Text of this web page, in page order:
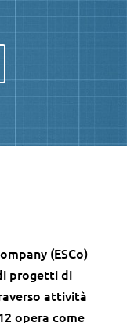
(ESCo)
progetti di
attività
opera come